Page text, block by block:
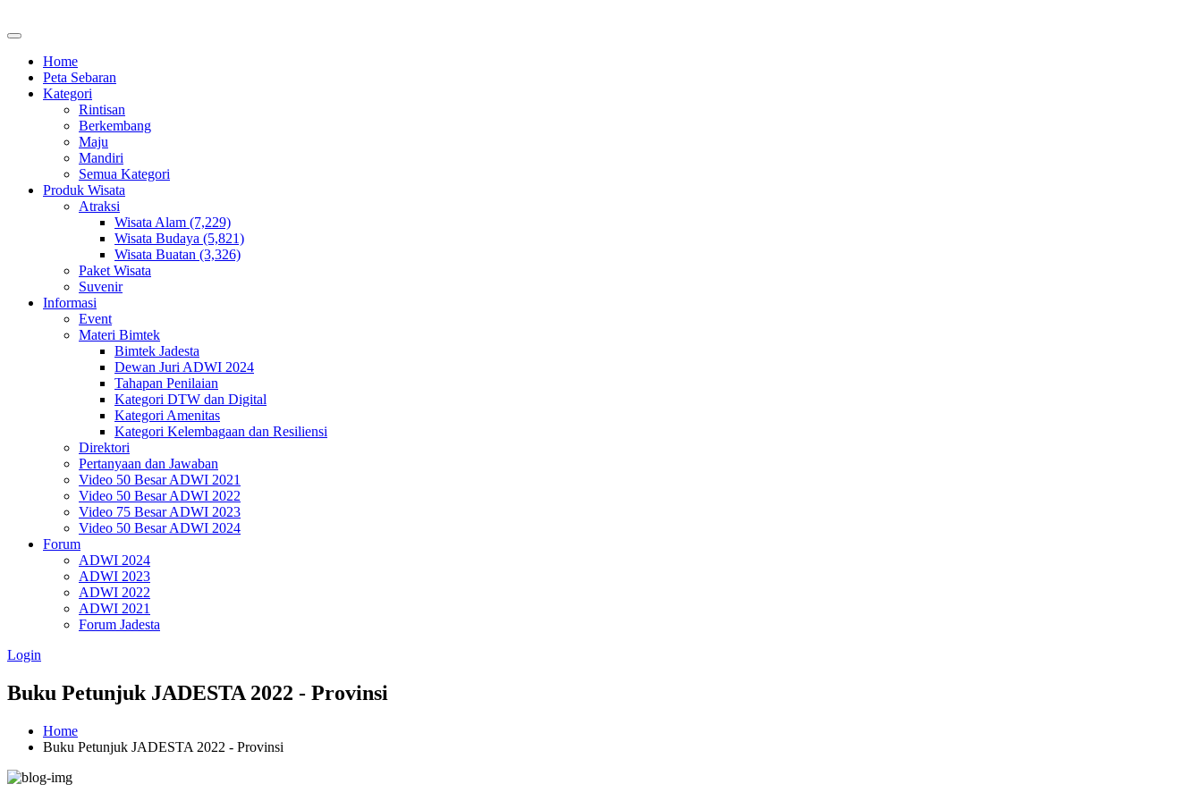
Home
Peta Sebaran
Kategori
Rintisan
Berkembang
Maju
Mandiri
Semua Kategori
Produk Wisata
Atraksi
Wisata Alam (7,229)
Wisata Budaya (5,821)
Wisata Buatan (3,326)
Paket Wisata
Suvenir
Informasi
Event
Materi Bimtek
Bimtek Jadesta
Dewan Juri ADWI 2024
Tahapan Penilaian
Kategori DTW dan Digital
Kategori Amenitas
Kategori Kelembagaan dan Resiliensi
Direktori
Pertanyaan dan Jawaban
Video 50 Besar ADWI 2021
Video 50 Besar ADWI 2022
Video 75 Besar ADWI 2023
Video 50 Besar ADWI 2024
Forum
ADWI 2024
ADWI 2023
ADWI 2022
ADWI 2021
Forum Jadesta
Login
Buku Petunjuk JADESTA 2022 - Provinsi
Home
Buku Petunjuk JADESTA 2022 - Provinsi